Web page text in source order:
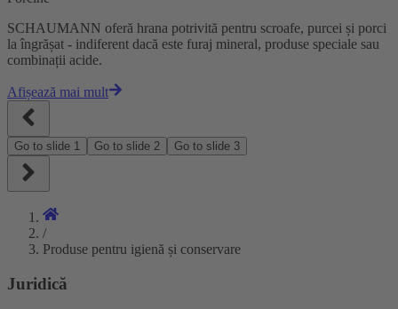
SCHAUMANN oferă hrana potrivită pentru scroafe, purcei și porci
la îngrășat - indiferent dacă este furaj mineral, produse speciale sau
combinații acide.
Afișează mai mult
Go to slide 1 Go to slide 2 Go to slide 3
/
Produse pentru igienă și conservare
Juridică